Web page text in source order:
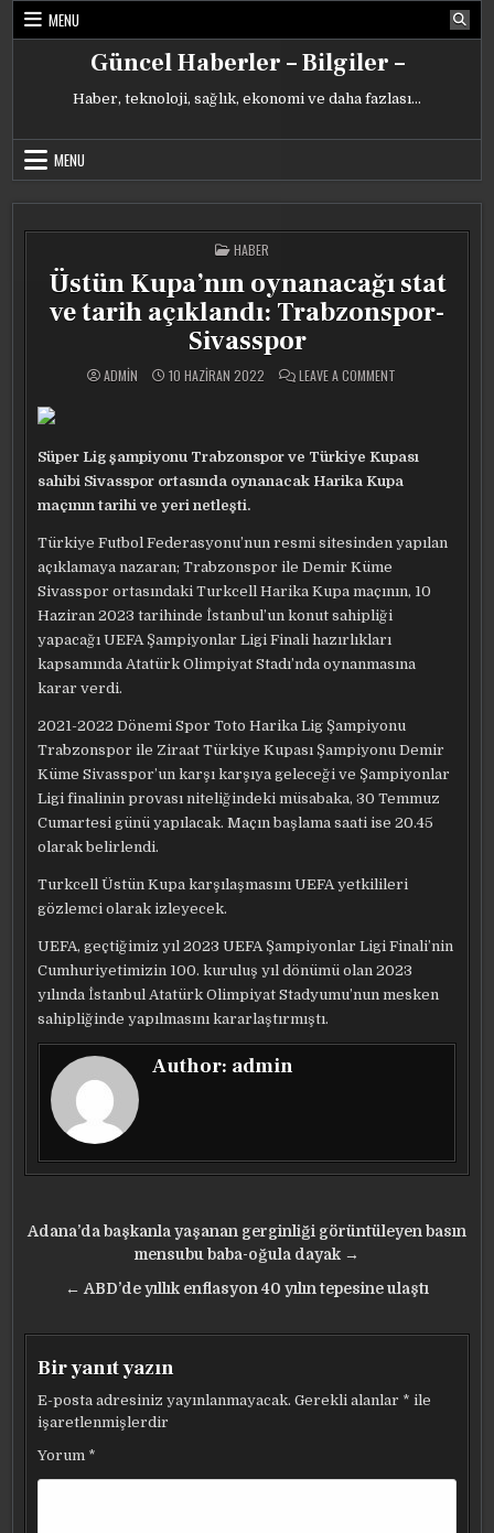
Skip
MENU
Güncel Haberler – Bilgiler –
Haber, teknoloji, sağlık, ekonomi ve daha fazlası…
MENU
POSTED
IN
HABER
Üstün Kupa’nın oynanacağı stat
ve tarih açıklandı: Trabzonspor-
Sivasspor
ADMIN 10 HAZIRAN 2022 LEAVE A COMMENT
TARIH
AÇIKLANDI:
TRABZONSPOR-
Süper Lig şampiyonu Trabzonspor ve Türkiye Kupası
sahibi Sivasspor ortasında oynanacak Harika Kupa
maçının tarihi ve yeri netleşti.
Türkiye Futbol Federasyonu’nun resmi sitesinden yapılan
açıklamaya nazaran; Trabzonspor ile Demir Küme
Sivasspor ortasındaki Turkcell Harika Kupa maçının, 10
Haziran 2023 tarihinde İstanbul’un konut sahipliği
yapacağı UEFA Şampiyonlar Ligi Finali hazırlıkları
kapsamında Atatürk Olimpiyat Stadı’nda oynanmasına
karar verdi.
2021-2022 Dönemi Spor Toto Harika Lig Şampiyonu
Trabzonspor ile Ziraat Türkiye Kupası Şampiyonu Demir
Küme Sivasspor’un karşı karşıya geleceği ve Şampiyonlar
Ligi finalinin provası niteliğindeki müsabaka, 30 Temmuz
Cumartesi günü yapılacak. Maçın başlama saati ise 20.45
olarak belirlendi.
Turkcell Üstün Kupa karşılaşmasını UEFA yetkilileri
gözlemci olarak izleyecek.
UEFA, geçtiğimiz yıl 2023 UEFA Şampiyonlar Ligi Finali’nin
Cumhuriyetimizin 100. kuruluş yıl dönümü olan 2023
yılında İstanbul Atatürk Olimpiyat Stadyumu’nun mesken
sahipliğinde yapılmasını kararlaştırmıştı.
Author: admin
Yazı
gezinmesi
Adana’da başkanla yaşanan gerginliği görüntüleyen basın
mensubu baba-oğula dayak →
← ABD’de yıllık enflasyon 40 yılın tepesine ulaştı
Bir yanıt yazın
E-posta adresiniz yayınlanmayacak. Gerekli alanlar * ile
işaretlenmişlerdir
Yorum *